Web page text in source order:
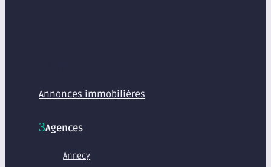
Annonces immobilières
Agences
Annecy